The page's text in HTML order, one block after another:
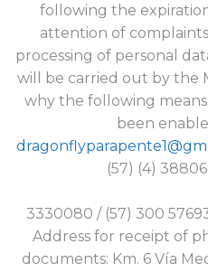
following the
attention of
processing of personal
will be carried out by the
why the following
been
(57) (4)
3330080 / (57) 300
Address for receipt of
documents: Km. 6 Vía